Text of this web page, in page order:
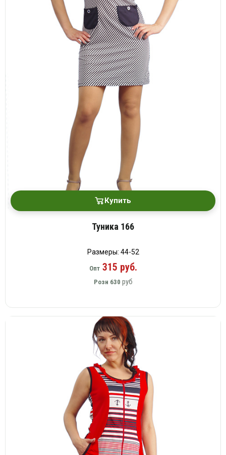
Купить
Туника 166
Размеры: 44-52
Опт315 руб.
Розн 630 руб